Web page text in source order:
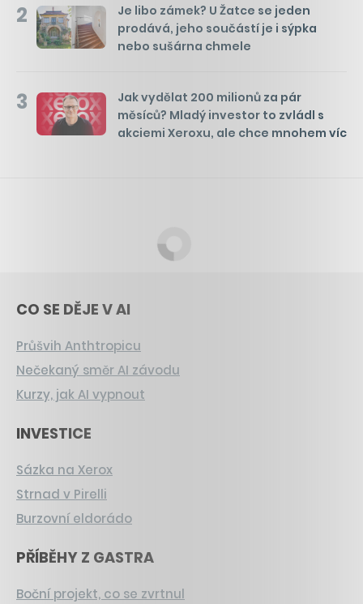
2
Je libo zámek? U Žatce se jeden
prodává, jeho součástí je i sýpka
nebo sušárna chmele
3
Jak vydělat 200 milionů za pár
měsíců? Mladý investor to zvládl s
akciemi Xeroxu, ale chce mnohem víc
CO SE DĚJE V AI
Průšvih Anthtropicu
Nečekaný směr AI závodu
Kurzy, jak AI vypnout
INVESTICE
Sázka na Xerox
Strnad v Pirelli
Burzovní eldorádo
PŘÍBĚHY Z GASTRA
Boční projekt, co se zvrtnul